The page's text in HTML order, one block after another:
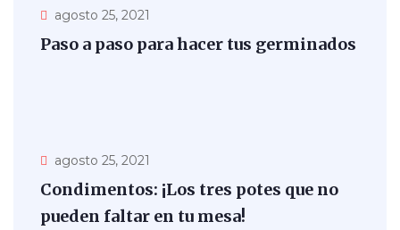
agosto 25, 2021
Paso a paso para hacer tus germinados
agosto 25, 2021
Condimentos: ¡Los tres potes que no
pueden faltar en tu mesa!